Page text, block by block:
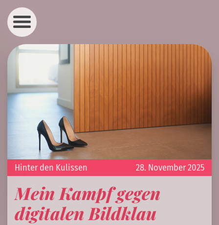
28. November 2025
Hinter den Kulissen
Mein Kampf gegen
digitalen Bildklau